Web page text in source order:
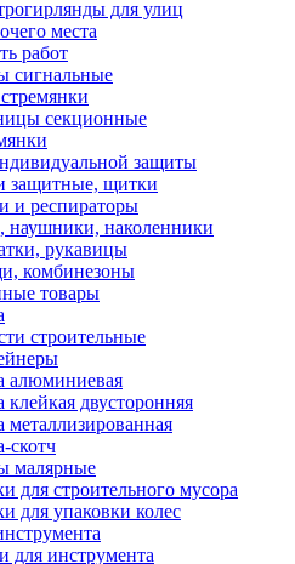
для улиц
места
работ
сигнальные
секционные
защиты
защитные, щитки
и респираторы
наушники, наколенники
рукавицы
комбинезоны
товары
строительные
алюминиевая
клейкая двусторонняя
металлизированная
скотч
малярные
для строительного мусора
для упаковки колес
для инструмента